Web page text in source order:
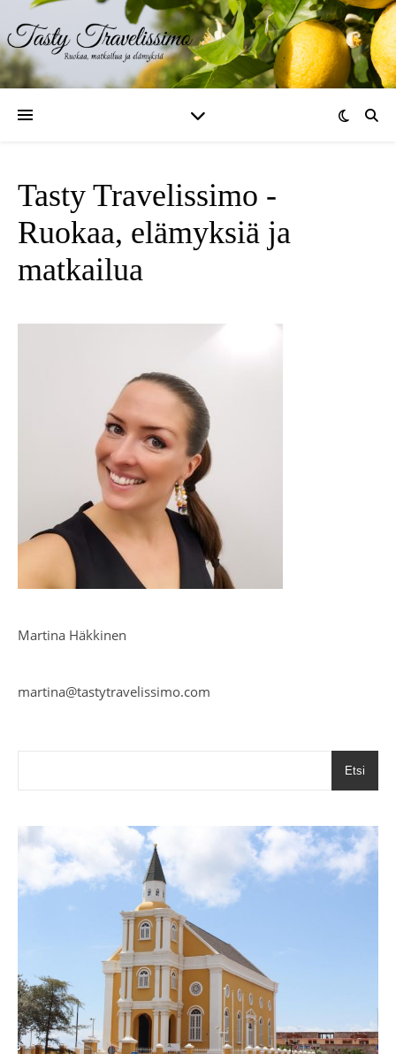
Tasty Travelissimo -
Ruokaa, elämyksiä ja
matkailua
Martina Häkkinen
martina@tastytravelissimo.com
Etsi